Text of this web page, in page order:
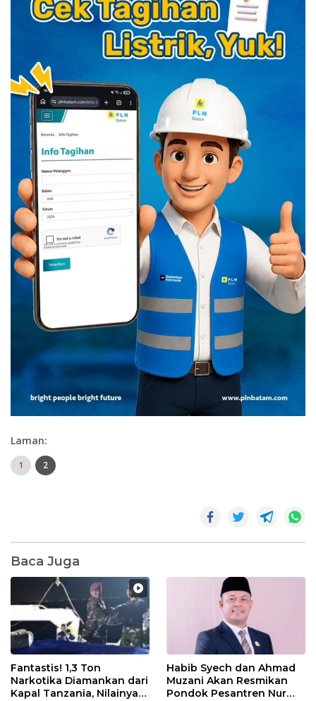
Laman:
1 2
Baca Juga
Fantastis! 1,3 Ton
Narkotika Diamankan dari
Kapal Tanzania, Nilainya
Habib Syech dan Ahmad
Muzani Akan Resmikan
Pondok Pesantren Nur